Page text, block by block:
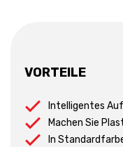
VORTEILE
Intelligentes
Machen Sie
In